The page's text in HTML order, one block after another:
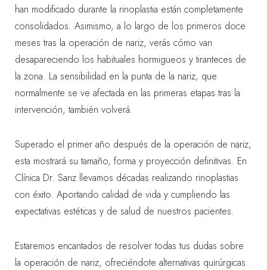
han modificado durante la rinoplastia están completamente
consolidados. Asimismo, a lo largo de los primeros doce
meses tras la operación de nariz, verás cómo van
desapareciendo los habituales hormigueos y tiranteces de
la zona. La sensibilidad en la punta de la nariz, que
normalmente se ve afectada en las primeras etapas tras la
intervención, también volverá.
Superado el primer año después de la operación de nariz,
esta mostrará su tamaño, forma y proyección definitivas. En
Clínica Dr. Sanz llevamos décadas realizando rinoplastias
con éxito. Aportando calidad de vida y cumpliendo las
expectativas estéticas y de salud de nuestros pacientes.
Estaremos encantados de resolver todas tus dudas sobre
la operación de nariz, ofreciéndote alternativas quirúrgicas